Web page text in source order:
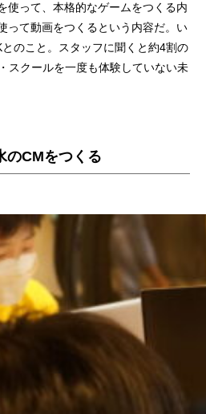
使って、本格的なゲームをつくる内
って動画をつくるという内容だ。い
のこと。スタッフに聞くと約4割の
スクールを一度も体験していない未
のCMをつくる